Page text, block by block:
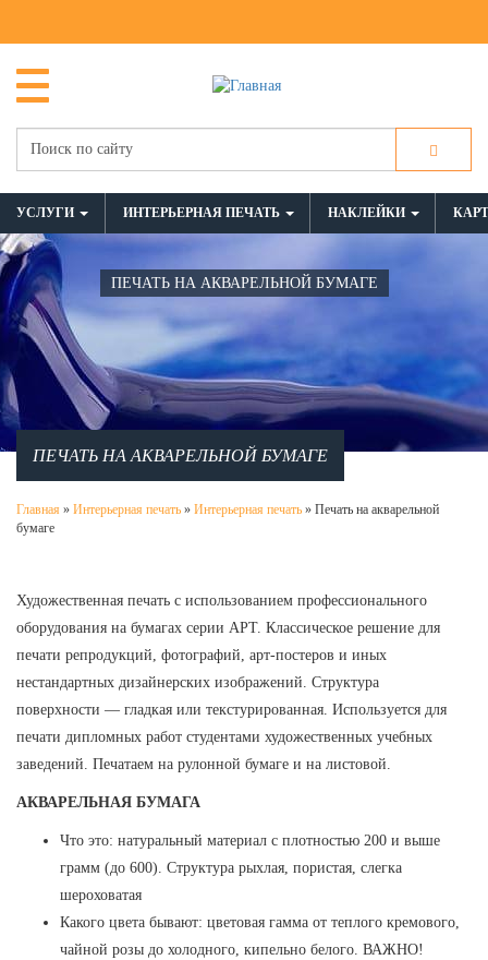
УСЛУГИ ИНТЕРЬЕРНАЯ ПЕЧАТЬ НАКЛЕЙКИ
ПЕЧАТЬ НА АКВАРЕЛЬНОЙ БУМАГЕ
ПЕЧАТЬ НА АКВАРЕЛЬНОЙ БУМАГЕ
Главная » Интерьерная печать » Интерьерная печать » Печать на акварельной
бумаге
Художественная печать с использованием профессионального
оборудования на бумагах серии АРТ. Классическое решение для
печати репродукций, фотографий, арт-постеров и иных
нестандартных дизайнерских изображений. Структура
поверхности — гладкая или текстурированная. Используется для
печати дипломных работ студентами художественных учебных
заведений. Печатаем на рулонной бумаге и на листовой.
АКВАРЕЛЬНАЯ БУМАГА
Что это: натуральный материал с плотностью 200 и выше
грамм (до 600). Структура рыхлая, пористая, слегка
шероховатая
Какого цвета бывают: цветовая гамма от теплого кремового,
чайной розы до холодного, кипельно белого. ВАЖНО!